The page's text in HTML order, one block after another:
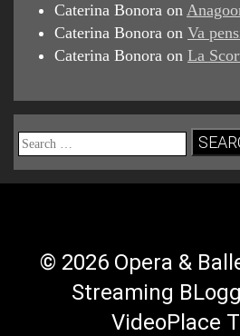
Caterina Bonora on
Caterina Bonora on Va
Caterina Bonora on La
Search
for:
© 2026 Opera &
Streaming
VideoPlace